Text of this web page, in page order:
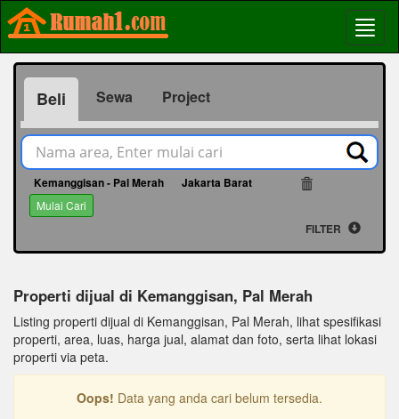
Beli Sewa Project
Kemanggisan - Pal Merah Jakarta Barat
Mulai Cari
FILTER
Properti dijual di Kemanggisan, Pal Merah
Listing properti dijual di Kemanggisan, Pal Merah, lihat spesifikasi
properti, area, luas, harga jual, alamat dan foto, serta lihat lokasi
properti via peta.
Oops! Data yang anda cari belum tersedia.